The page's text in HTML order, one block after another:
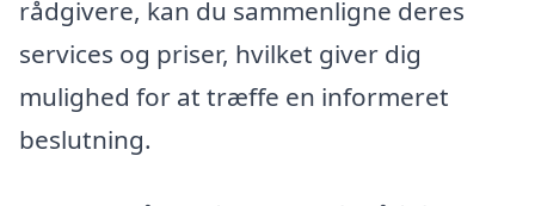
rådgivere, kan du sammenligne deres
services og priser, hvilket giver dig
mulighed for at træffe en informeret
beslutning.